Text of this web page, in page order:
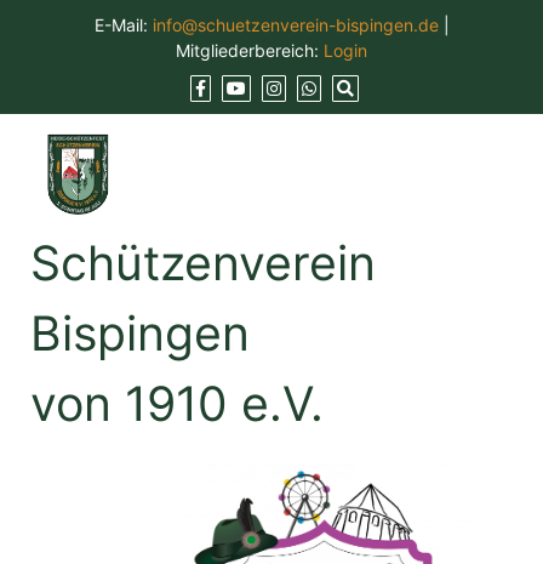
E-Mail: info@schuetzenverein-bispingen.de|
Mitgliederbereich: Login
Schützenverein
Bispingen
von 1910 e.V.